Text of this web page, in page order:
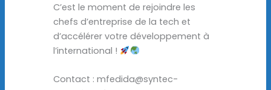
C’est le moment de rejoindre les
chefs d’entreprise de la tech et
d’accélérer votre développement à
l’international !
Contact : mfedida@syntec-